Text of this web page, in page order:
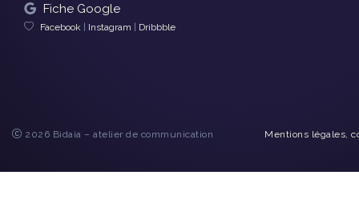
Fiche Google
Facebook | Instagram | Dribbble
2026 Bidaia – atelier de communication